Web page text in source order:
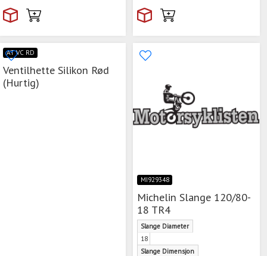
AT VC RD
Ventilhette Silikon Rød
(Hurtig)
MI929348
Michelin Slange 120/80-
18 TR4
Slange Diameter
18
Slange Dimensjon